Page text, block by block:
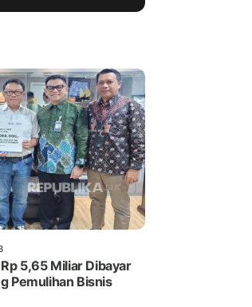
5,65 Miliar Dibayar
Pemulihan Bisnis